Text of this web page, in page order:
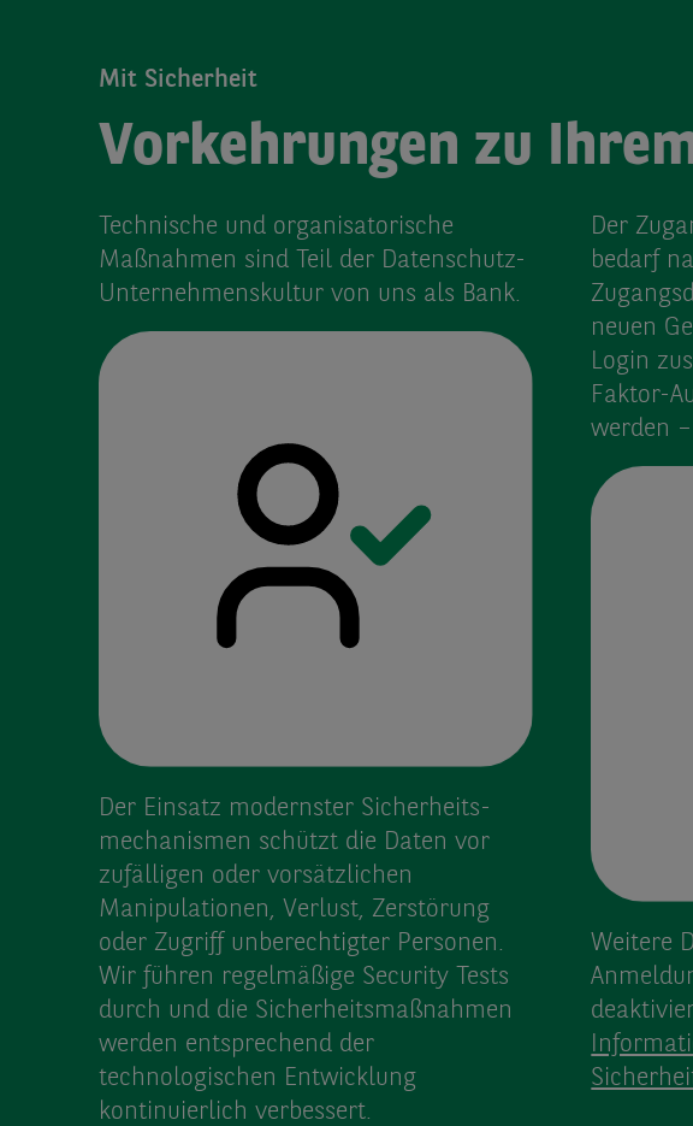
Mit Sicherheit
Vorkehrungen zu
Technische und organisatorische
Maßnahmen sind Teil der Datenschutz-
Unternehmenskultur von uns als Bank.
Der Einsatz modernster Sicherheits­
mechanismen schützt die Daten vor
zufälligen oder vorsätzlichen
Manipulationen, Verlust, Zerstörung
oder Zugriff unberechtigter Personen.
Wir führen regelmäßige Security Tests
durch und die Sicherheits­maßnahmen
werden entsprechend der
technologischen Entwicklung
kontinuierlich verbessert.
Der
bedarf
neuen
Login
Faktor-
werden
Weitere